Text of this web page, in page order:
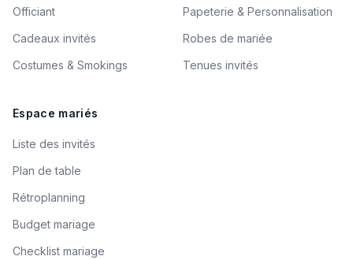
Officiant
Papeterie & Personnalisation
Cadeaux invités
Robes de mariée
Costumes & Smokings
Tenues invités
Espace mariés
Liste des invités
Plan de table
Rétroplanning
Budget mariage
Checklist mariage